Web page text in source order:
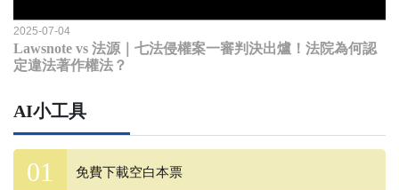
2025-07-04
Lawsnote vs 法源｜七法侵權案一審判決出爐！法院為何認
定違法著作權法？
AI小工具
免費下載空白本票